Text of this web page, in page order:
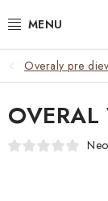
na
ZĽAVY
OBLEČENIE
VÝBAVA
Overaly pre
OVERAL